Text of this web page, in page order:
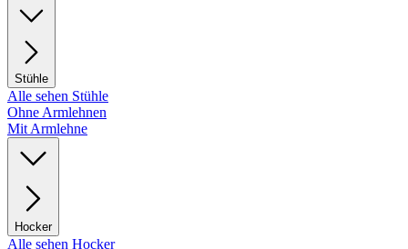
Stühle
Alle sehen Stühle
Ohne Armlehnen
Mit Armlehne
Hocker
Alle sehen Hocker